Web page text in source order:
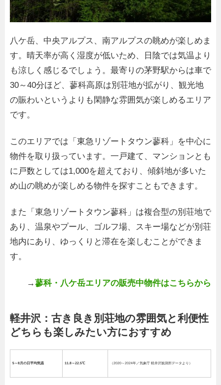
八ケ岳、中央アルプス、南アルプスの眺めが楽しめま
す。晴天率が高く湿度が低いため、日陰では気温より
も涼しく感じるでしょう。最寄りの茅野駅からは車で
30～40分ほど、蓼科高原は別荘地が拡がり、観光地
の賑わいというよりも閑静な雰囲気が楽しめるエリア
です。
このエリアでは「東急リゾートタウン蓼科」を中心に
物件を取り扱っています。一戸建て、マンションとも
に戸数としては1,000を超えており、傾斜地が多いた
め山の眺めが楽しめる物件を探すこともできます。
また「東急リゾートタウン蓼科」は複合型の別荘地で
あり、温泉やプール、ゴルフ場、スキー場などが別荘
地内にあり、ゆっくりと滞在を楽しむことができま
す。
→蓼科・八ケ岳エリアの販売中物件はこちらから
軽井沢：古き良き別荘地の雰囲気と利便性
どちらも楽しみたい方におすすめ
5～8月の日平均気温 11.8～22.5℃ （2020～2024年／気象庁 軽井沢観測所データより）